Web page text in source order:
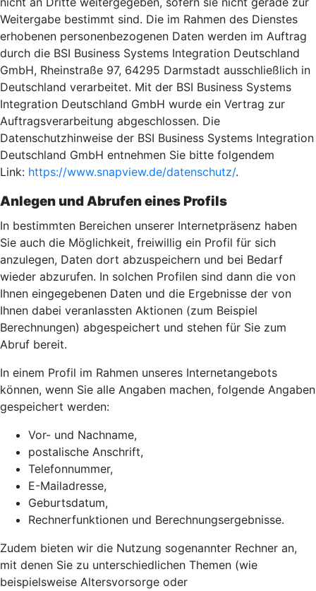
Weitergabe bestimmt sind. Die im Rahmen des Dienstes
erhobenen personenbezogenen Daten werden im Auftrag
durch die BSI Business Systems Integration Deutschland
GmbH, Rheinstraße 97, 64295 Darmstadt ausschließlich in
Deutschland verarbeitet. Mit der BSI Business Systems
Integration Deutschland GmbH wurde ein Vertrag zur
Auftragsverarbeitung abgeschlossen. Die
Datenschutzhinweise der BSI Business Systems Integration
Deutschland GmbH entnehmen Sie bitte folgendem
Link: https://www.snapview.de/datenschutz/.
Anlegen und Abrufen eines Profils
In bestimmten Bereichen unserer Internetpräsenz haben
Sie auch die Möglichkeit, freiwillig ein Profil für sich
anzulegen, Daten dort abzuspeichern und bei Bedarf
wieder abzurufen. In solchen Profilen sind dann die von
Ihnen eingegebenen Daten und die Ergebnisse der von
Ihnen dabei veranlassten Aktionen (zum Beispiel
Berechnungen) abgespeichert und stehen für Sie zum
Abruf bereit.
In einem Profil im Rahmen unseres Internetangebots
können, wenn Sie alle Angaben machen, folgende Angaben
gespeichert werden:
Vor- und Nachname,
postalische Anschrift,
Telefonnummer,
E-Mailadresse,
Geburtsdatum,
Rechnerfunktionen und Berechnungsergebnisse.
Zudem bieten wir die Nutzung sogenannter Rechner an,
mit denen Sie zu unterschiedlichen Themen (wie
beispielsweise Altersvorsorge oder